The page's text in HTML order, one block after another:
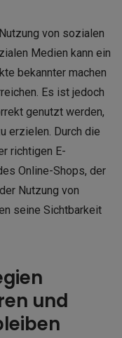
von sozialen
Medien kann ein
bekannter machen
Es ist jedoch
genutzt werden,
erzielen. Durch die
richtigen E-
Online-Shops, der
Nutzung von
seine Sichtbarkeit
und